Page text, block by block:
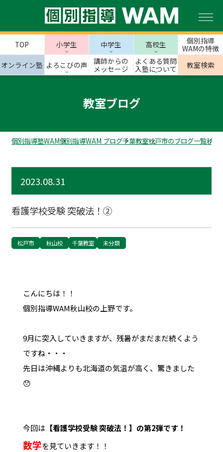
TOP 小学生 中学生 高校生
個別指導
WAMの特徴
オンライン塾 よろこびの声
講師からの
メッセージ
よくある質問
入塾について
教室検索
教室ブログ
個別指導塾WAM個別指導WAM ブログ千葉教室松戸市のブログ一覧秋山
2023.08.31
看護学校受験 突破法！➁
松戸市 秋山校 千葉教室 未分類
こんにちは！！
個別指導WAM秋山校の上野です。
9月に突入していきますが、残暑がまだまだ続くよう
ですね・・・
先日は沖縄よりも北海道の気温が高く、驚きました
😯
今回は 【看護学校受験 突破法！】の第2弾です！
数学を見ていきます！！